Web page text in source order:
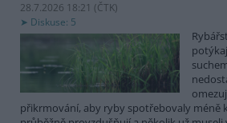
28.7.2026 18:21 (ČTK)
Diskuse: 5
přikrmování, aby ryby spotřebovaly méně